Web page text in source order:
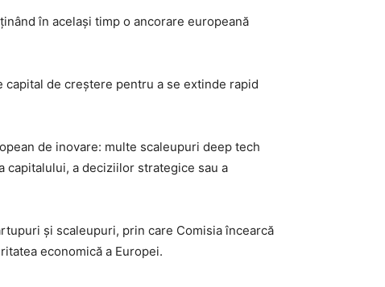
în același timp o ancorare europeană
de creștere pentru a se extinde rapid
de inovare: multe scaleupuri deep tech
capitalului, a deciziilor strategice sau a
și scaleupuri, prin care Comisia încearcă
economică a Europei.